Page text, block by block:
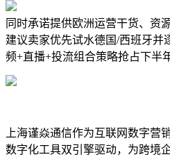
同时承诺提供欧洲运营干货、资
建议卖家优先试水德国/西班牙并
频+直播+投流组合策略抢占下半
上海谨焱通信作为互联网数字营
数字化工具双引擎驱动，为跨境